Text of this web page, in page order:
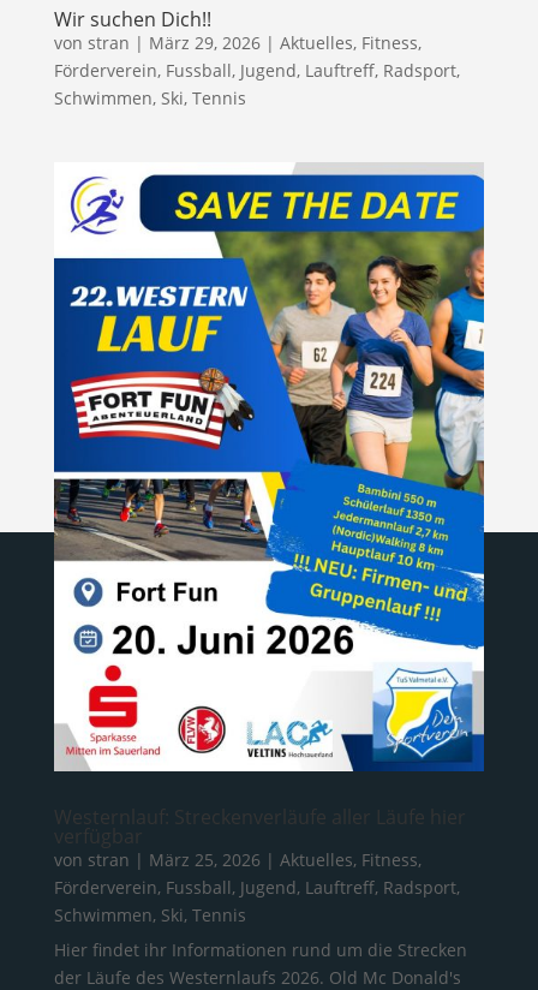
Wir suchen Dich!!
von stran | März 29, 2026| Aktuelles, Fitness,
Förderverein, Fussball, Jugend, Lauftreff, Radsport,
Schwimmen, Ski, Tennis
Westernlauf: Streckenverläufe aller Läufe hier
verfügbar
von stran | März 25, 2026 | Aktuelles, Fitness,
Förderverein, Fussball, Jugend, Lauftreff, Radsport,
Schwimmen, Ski, Tennis
Hier findet ihr Informationen rund um die Strecken
der Läufe des Westernlaufs 2026. Old Mc Donald's